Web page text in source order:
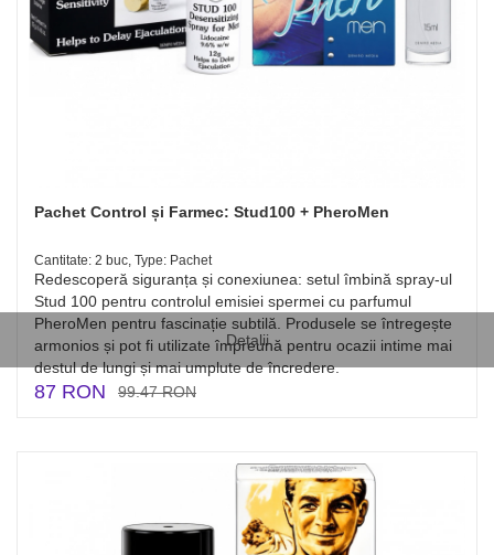
Detalii
Pachet Control și Farmec: Stud100 + PheroMen
Cantitate: 2 buc, Type: Pachet
Redescoperă siguranța și conexiunea: setul îmbină spray-ul
Stud 100 pentru controlul emisiei spermei cu parfumul
PheroMen pentru fascinație subtilă. Produsele se întregește
armonios și pot fi utilizate împreună pentru ocazii intime mai
destul de lungi și mai umplute de încredere.
87 RON 99.47 RON